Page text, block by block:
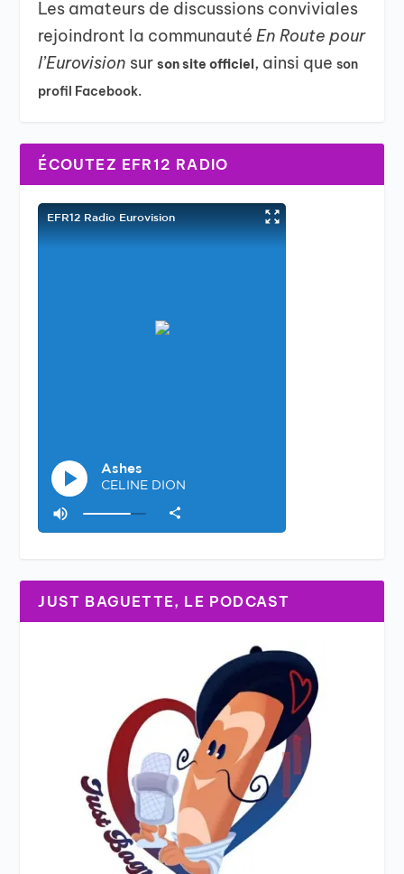
Les amateurs de discussions conviviales
rejoindront la communautéEn Route pour
l’Eurovision surson site officiel, ainsi queson
profil Facebook.
ÉCOUTEZ EFR12 RADIO
JUST BAGUETTE, LE PODCAST